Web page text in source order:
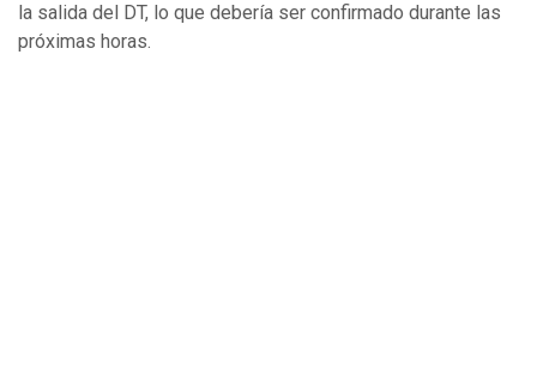
la salida del DT, lo que debería ser confirmado durante las
próximas horas.